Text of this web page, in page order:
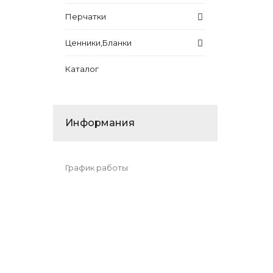
Перчатки
Ценники,Бланки
Каталог
Информания
График работы